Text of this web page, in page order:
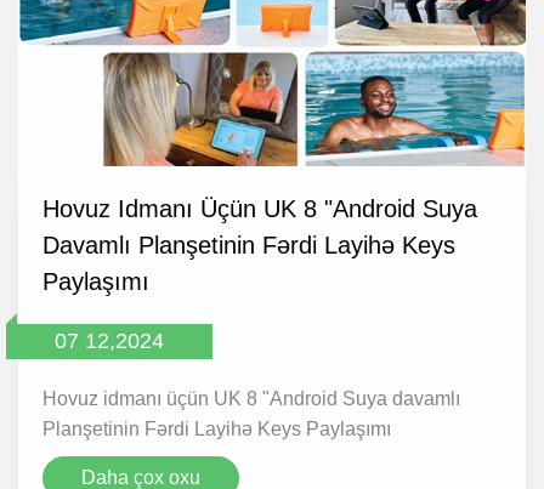
Hovuz Idmanı Üçün UK 8 "Android Suya
Davamlı Planşetinin Fərdi Layihə Keys
Paylaşımı
07 12,2024
Hovuz idmanı üçün UK 8 "Android Suya davamlı
Planşetinin Fərdi Layihə Keys Paylaşımı
Daha çox oxu